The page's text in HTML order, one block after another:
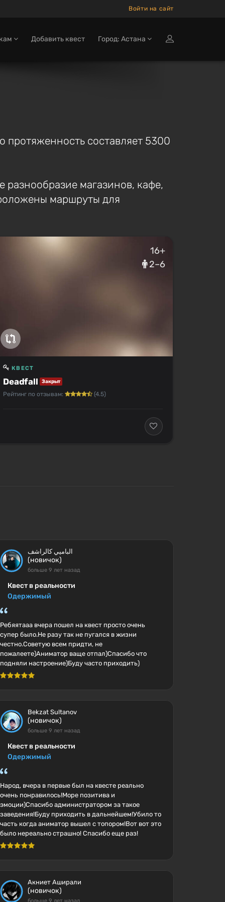
Войти на сайт
Добавить квест Город: Астана
составляет 5300
разнообразие магазинов, кафе,
маршруты для
16+
2–6
Deadfall Закрыт
КВЕСТ
Рейтинг по отзывам: (4.5)
الباميي كالراشف
(новичок)
больше 9 лет назад
Квест в реальности
Одержимый
Ребяятааа вчера пошел на квест просто очень
супер было.Не разу так не пугался в жизни
честно.Советую всем придти, не
пожалеете)Аниматор ваще отпал)Спасибо что
подняли настроение)Буду часто приходить)
Bekzat Sultanov
(новичок)
больше 9 лет назад
Квест в реальности
Одержимый
Народ, вчера в первые был на квесте реально
очень понравилось!Море позитива и
эмоции)Спасибо администратором за такое
заведения!Буду приходить в дальнейшем!Убило то
часть когда аниматор вышел с топором!Вот вот это
было нереально страшно! Спасибо еще раз!
Акниет Аширали
(новичок)